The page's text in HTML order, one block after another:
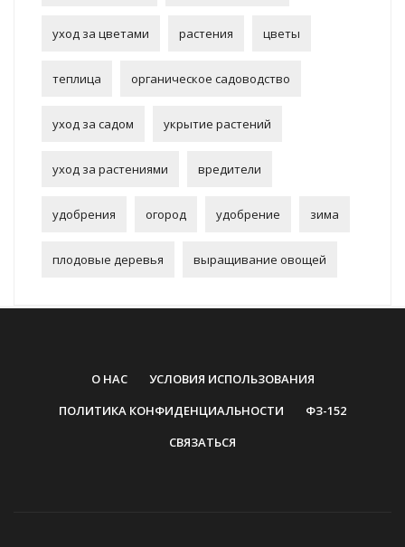
уход за цветами растения цветы
теплица органическое садоводство
уход за садом укрытие растений
уход за растениями вредители
удобрения огород удобрение зима
плодовые деревья выращивание овощей
О НАС
УСЛОВИЯ ИСПОЛЬЗОВАНИЯ
ПОЛИТИКА КОНФИДЕНЦИАЛЬНОСТИ
ФЗ-152
СВЯЗАТЬСЯ